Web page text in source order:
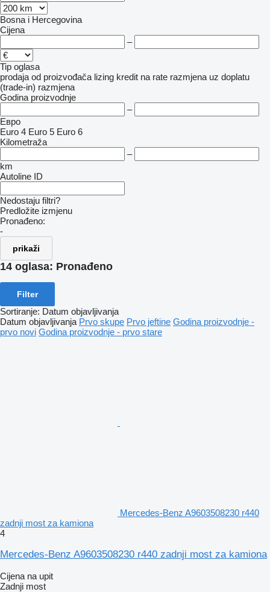
Bosna i Hercegovina
Cijena
–
Tip oglasa
prodaja od proizvođača lizing kredit na rate razmjena uz doplatu
(trade-in) razmjena
Godina proizvodnje
–
Евро
Euro 4 Euro 5 Euro 6
Kilometraža
–
km
Autoline ID
Nedostaju filtri?
Predložite izmjenu
Pronađeno:
-
prikaži
14 oglasa: Pronađeno
Filter
Sortiranje: Datum objavljivanja
Datum objavljivanja Prvo skupe Prvo jeftine Godina proizvodnje -
prvo novi Godina proizvodnje - prvo stare
Mercedes-Benz A9603508230 r440
zadnji most za kamiona
4
Mercedes-Benz A9603508230 r440 zadnji most za kamiona
Cijena na upit
Zadnji most